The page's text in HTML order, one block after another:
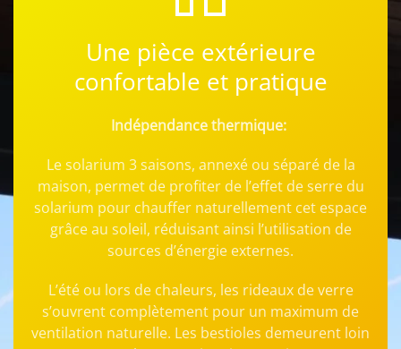
Une pièce extérieure
confortable et pratique
Indépendance thermique:
Le solarium 3 saisons, annexé ou séparé de la
maison, permet de profiterde l’effet de serre du
solarium pour chauffer naturellement cet espace
grâce au soleil, réduisant ainsi l’utilisation de
sources d’énergie externes.
L’été ou lors de chaleurs, les rideaux de verre
s’ouvrent complètement pour un maximum de
ventilation naturelle. Les bestioles demeurent loin